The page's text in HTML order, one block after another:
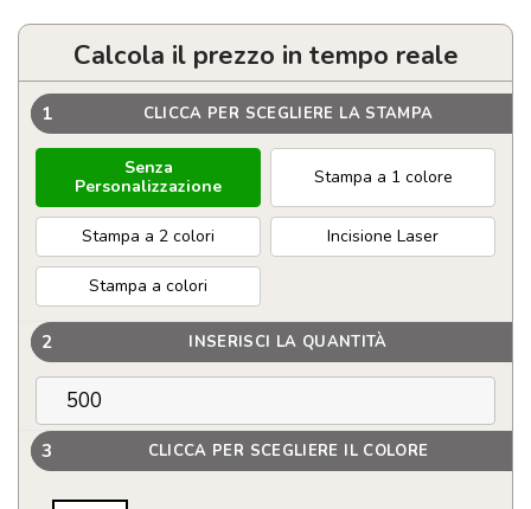
Calcola il prezzo in tempo reale
1 CLICCA PER SCEGLIERE LA STAMPA
Senza
Personalizzazione
Stampa a 1 colore
Stampa a 2 colori Incisione Laser
Stampa a colori
2 INSERISCI LA QUANTITÀ
3 CLICCA PER SCEGLIERE IL COLORE